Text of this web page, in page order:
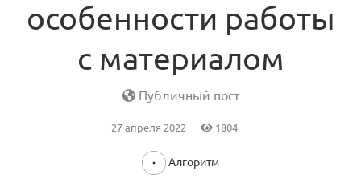
особенности работы
с материалом
Публичный пост
27 апреля 2022 1804
Алгоритм